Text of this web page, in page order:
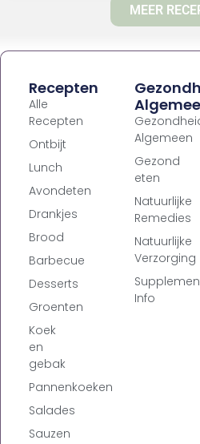
MEER
Recepten
Alle
Recepten
Ontbijt
Lunch
Avondeten
Drankjes
Brood
Barbecue
Desserts
Groenten
Koek
en
gebak
Pannenkoeken
Salades
Sauzen
Algemeen
Gezond
eten
Natuurlijke
Remedies
Natuurlijke
Verzorging
Info